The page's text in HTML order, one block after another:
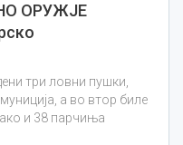
ОРУЖЈЕ
три ловни пушки,
а во втор биле
и 38 парчиња